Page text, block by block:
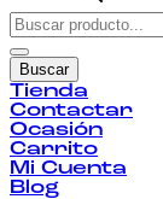
Buscar
Tienda
Contactar
Ocasión
Carrito
Mi Cuenta
Blog